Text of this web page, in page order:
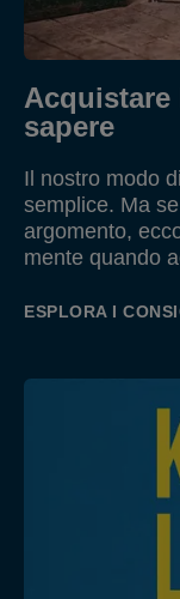
sapere
Il nostro modo
semplice. Ma
argomento,
mente quando
ESPLORA I